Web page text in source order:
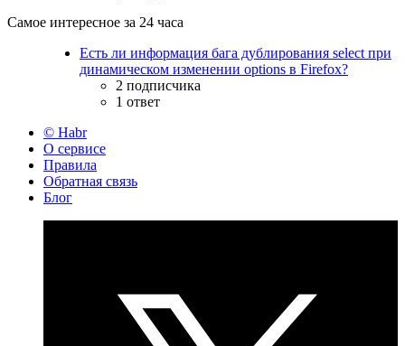
Самое интересное за 24 часа
Есть ли информация бага дублирования select при
динамическом изменении options в Firefox?
2 подписчика
1 ответ
© Habr
О сервисе
Правила
Обратная связь
Блог